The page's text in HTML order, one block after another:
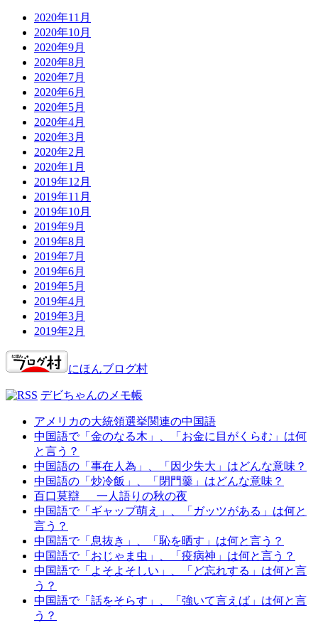
2020年11月
2020年10月
2020年9月
2020年8月
2020年7月
2020年6月
2020年5月
2020年4月
2020年3月
2020年2月
2020年1月
2019年12月
2019年11月
2019年10月
2019年9月
2019年8月
2019年7月
2019年6月
2019年5月
2019年4月
2019年3月
2019年2月
にほんブログ村
デビちゃんのメモ帳
アメリカの大統領選挙関連の中国語
中国語で「金のなる木」、「お金に目がくらむ」は何
と言う？
中国語の「事在人為」、「因少失大」はどんな意味？
中国語の「炒冷飯」、「閉門羹」はどんな意味？
百口莫辯 一人語りの秋の夜
中国語で「ギャップ萌え」、「ガッツがある」は何と
言う？
中国語で「息抜き」、「恥を晒す」は何と言う？
中国語で「おじゃま虫」、「疫病神」は何と言う？
中国語で「よそよそしい」、「ど忘れする」は何と言
う？
中国語で「話をそらす」、「強いて言えば」は何と言
う？